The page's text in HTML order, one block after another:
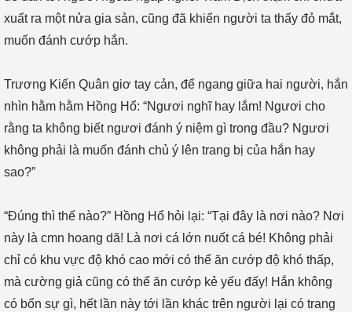
xuất ra một nửa gia sản, cũng đã khiến người ta thấy đỏ mắt,
muốn đánh cướp hắn.
Trương Kiến Quân giơ tay cản, để ngang giữa hai người, hắn
nhìn hằm hằm Hồng Hổ: “Ngươi nghĩ hay lắm! Ngươi cho
rằng ta không biết ngươi đánh ý niệm gì trong đầu? Ngươi
không phải là muốn đánh chủ ý lên trang bị của hắn hay
sao?”
“Đúng thì thế nào?” Hồng Hổ hỏi lại: “Tại đây là nơi nào? Nơi
này là cmn hoang dã! Là nơi cá lớn nuốt cá bé! Không phải
chỉ có khu vực độ khó cao mới có thể ăn cướp độ khó thấp,
mà cường giả cũng có thể ăn cướp kẻ yếu đấy! Hắn không
có bổn sự gì, hết lần này tới lần khác trên người lại có trang